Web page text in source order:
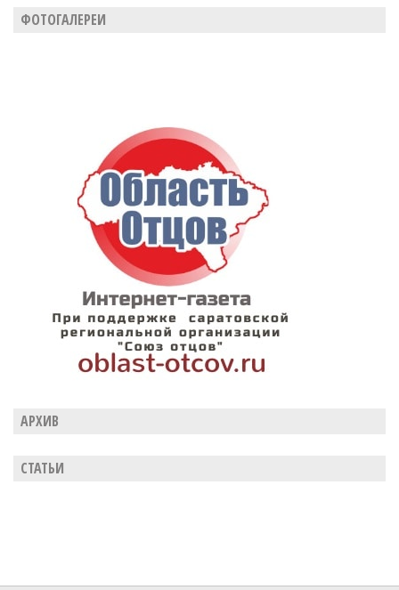
ФОТОГАЛЕРЕИ
АРХИВ
СТАТЬИ